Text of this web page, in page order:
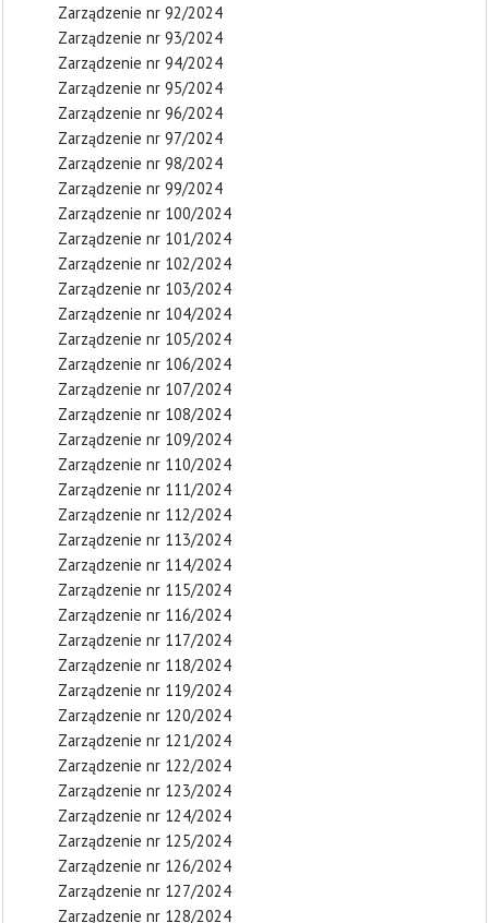
Zarządzenie nr 92/2024
Zarządzenie nr 93/2024
Zarządzenie nr 94/2024
Zarządzenie nr 95/2024
Zarządzenie nr 96/2024
Zarządzenie nr 97/2024
Zarządzenie nr 98/2024
Zarządzenie nr 99/2024
Zarządzenie nr 100/2024
Zarządzenie nr 101/2024
Zarządzenie nr 102/2024
Zarządzenie nr 103/2024
Zarządzenie nr 104/2024
Zarządzenie nr 105/2024
Zarządzenie nr 106/2024
Zarządzenie nr 107/2024
Zarządzenie nr 108/2024
Zarządzenie nr 109/2024
Zarządzenie nr 110/2024
Zarządzenie nr 111/2024
Zarządzenie nr 112/2024
Zarządzenie nr 113/2024
Zarządzenie nr 114/2024
Zarządzenie nr 115/2024
Zarządzenie nr 116/2024
Zarządzenie nr 117/2024
Zarządzenie nr 118/2024
Zarządzenie nr 119/2024
Zarządzenie nr 120/2024
Zarządzenie nr 121/2024
Zarządzenie nr 122/2024
Zarządzenie nr 123/2024
Zarządzenie nr 124/2024
Zarządzenie nr 125/2024
Zarządzenie nr 126/2024
Zarządzenie nr 127/2024
Zarządzenie nr 128/2024